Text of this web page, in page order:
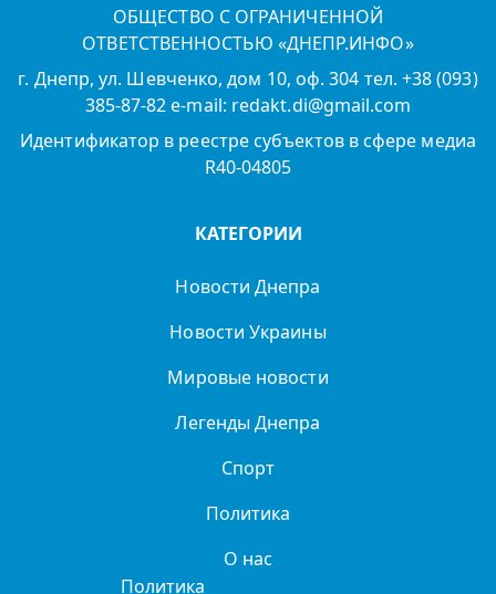
ОБЩЕСТВО С ОГРАНИЧЕННОЙ
ОТВЕТСТВЕННОСТЬЮ «ДНЕПР.ИНФО»
г. Днепр, ул. Шевченко, дом 10, оф. 304 тел. +38 (093)
385-87-82 e-mail: redakt.di@gmail.com
Идентификатор в реестре субъектов в сфере медиа
R40-04805
КАТЕГОРИИ
Новости Днепра
Новости Украины
Мировые новости
Легенды Днепра
Спорт
Политика
О нас
Политика